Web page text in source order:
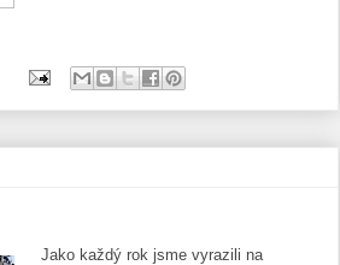
Jako každý rok jsme vyrazili na